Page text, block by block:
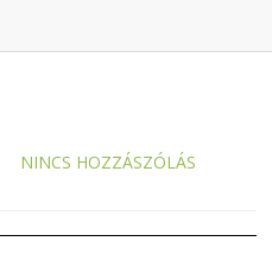
NINCS HOZZÁSZÓLÁS